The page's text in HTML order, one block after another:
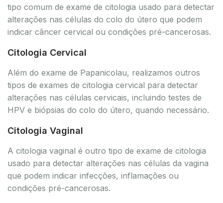
tipo comum de exame de citologia usado para detectar
alterações nas células do colo do útero que podem
indicar câncer cervical ou condições pré-cancerosas.
Citologia Cervical
Além do exame de Papanicolau, realizamos outros
tipos de exames de citologia cervical para detectar
alterações nas células cervicais, incluindo testes de
HPV e biópsias do colo do útero, quando necessário.
Citologia Vaginal
A citologia vaginal é outro tipo de exame de citologia
usado para detectar alterações nas células da vagina
que podem indicar infecções, inflamações ou
condições pré-cancerosas.